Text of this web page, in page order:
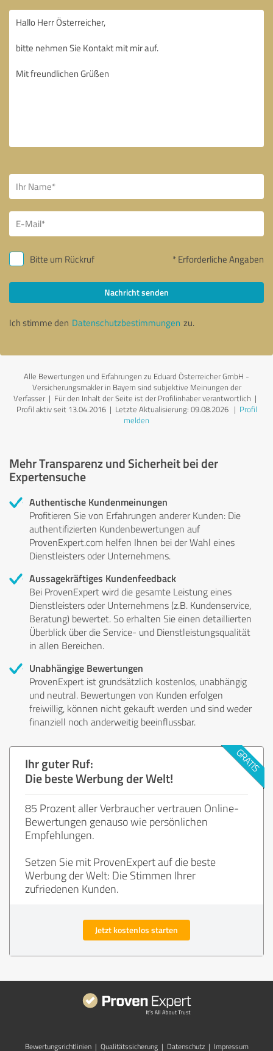
Bitte um Rückruf * Erforderliche Angaben
Nachricht senden
Ich stimme den Datenschutzbestimmungen zu.
Alle Bewertungen und Erfahrungen zu Eduard Österreicher GmbH -
Versicherungsmakler in Bayern sind subjektive Meinungen der
Verfasser | Für den Inhalt der Seite ist der Profilinhaber verantwortlich |
Profil aktiv seit 13.04.2016 | Letzte Aktualisierung: 09.08.2026| Profil
melden
Mehr Transparenz und Sicherheit bei der
Expertensuche
Authentische Kundenmeinungen
Profitieren Sie von Erfahrungen anderer Kunden: Die
authentifizierten Kundenbewertungen auf
ProvenExpert.com helfen Ihnen bei der Wahl eines
Dienstleisters oder Unternehmens.
Aussagekräftiges Kundenfeedback
Bei ProvenExpert wird die gesamte Leistung eines
Dienstleisters oder Unternehmens (z.B. Kundenservice,
Beratung) bewertet. So erhalten Sie einen detaillierten
Überblick über die Service- und Dienstleistungsqualität
in allen Bereichen.
Unabhängige Bewertungen
ProvenExpert ist grundsätzlich kostenlos, unabhängig
und neutral. Bewertungen von Kunden erfolgen
freiwillig, können nicht gekauft werden und sind weder
finanziell noch anderweitig beeinflussbar.
Ihr guter Ruf:
Die beste Werbung der Welt!
85 Prozent aller Verbraucher vertrauen Online-
Bewertungen genauso wie persönlichen
Empfehlungen.
Setzen Sie mit ProvenExpert auf die beste
Werbung der Welt: Die Stimmen Ihrer
zufriedenen Kunden.
Jetzt kostenlos starten
Bewertungs­richtlinien | Qualitätssicherung | Datenschutz | Impressum